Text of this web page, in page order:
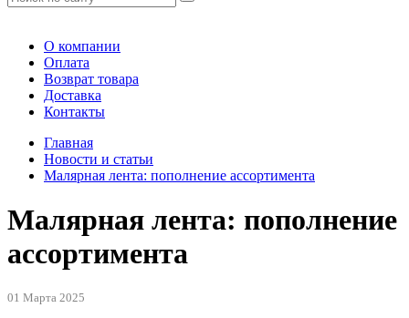
О компании
Оплата
Возврат товара
Доставка
Контакты
Главная
Новости и статьи
Малярная лента: пополнение ассортимента
Малярная лента: пополнение
ассортимента
01 Марта 2025